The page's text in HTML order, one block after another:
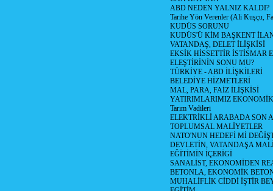
ABD NEDEN YALNIZ KALDI?
Tarihe Yön Verenler (Ali Kuşçu,
KUDÜS SORUNU
KUDÜS'Ü KİM BAŞKENT
VATANDAŞ, DELET İLİŞKİSİ
EKSİK HİSSETTİR İSTİSMAR
ELEŞTİRİNİN SONU MU?
TÜRKİYE - ABD İLİŞKİLERİ
BELEDİYE HİZMETLERİ
MAL, PARA, FAİZ İLİŞKİSİ
YATIRIMLARIMIZ
Tarım Vadileri
ELEKTRİKLİ ARABADA SON
TOPLUMSAL MALİYETLER
NATO'NUN HEDEFİ Mİ
DEVLETİN, VATANDAŞA
EĞİTİMİN İÇERİGİ
SANALİST, EKONOMİDEN
BETONLA, EKONOMİK
MUHALİFLİK CİDDİ İŞTİR